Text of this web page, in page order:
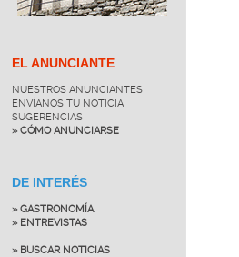
EL ANUNCIANTE
NUESTROS ANUNCIANTES
ENVÍANOS TU NOTICIA
SUGERENCIAS
» CÓMO ANUNCIARSE
DE INTERÉS
» GASTRONOMÍA
» ENTREVISTAS
» BUSCAR NOTICIAS